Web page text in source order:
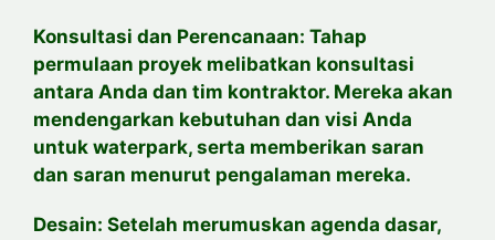
Konsultasi dan Perencanaan: Tahap
permulaan proyek melibatkan konsultasi
antara Anda dan tim kontraktor. Mereka akan
mendengarkan kebutuhan dan visi Anda
untuk waterpark, serta memberikan saran
dan saran menurut pengalaman mereka.
Desain: Setelah merumuskan agenda dasar,